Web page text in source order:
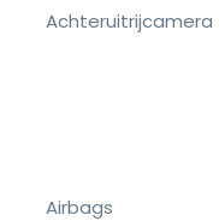
Achteruitrijcamera
Airbags